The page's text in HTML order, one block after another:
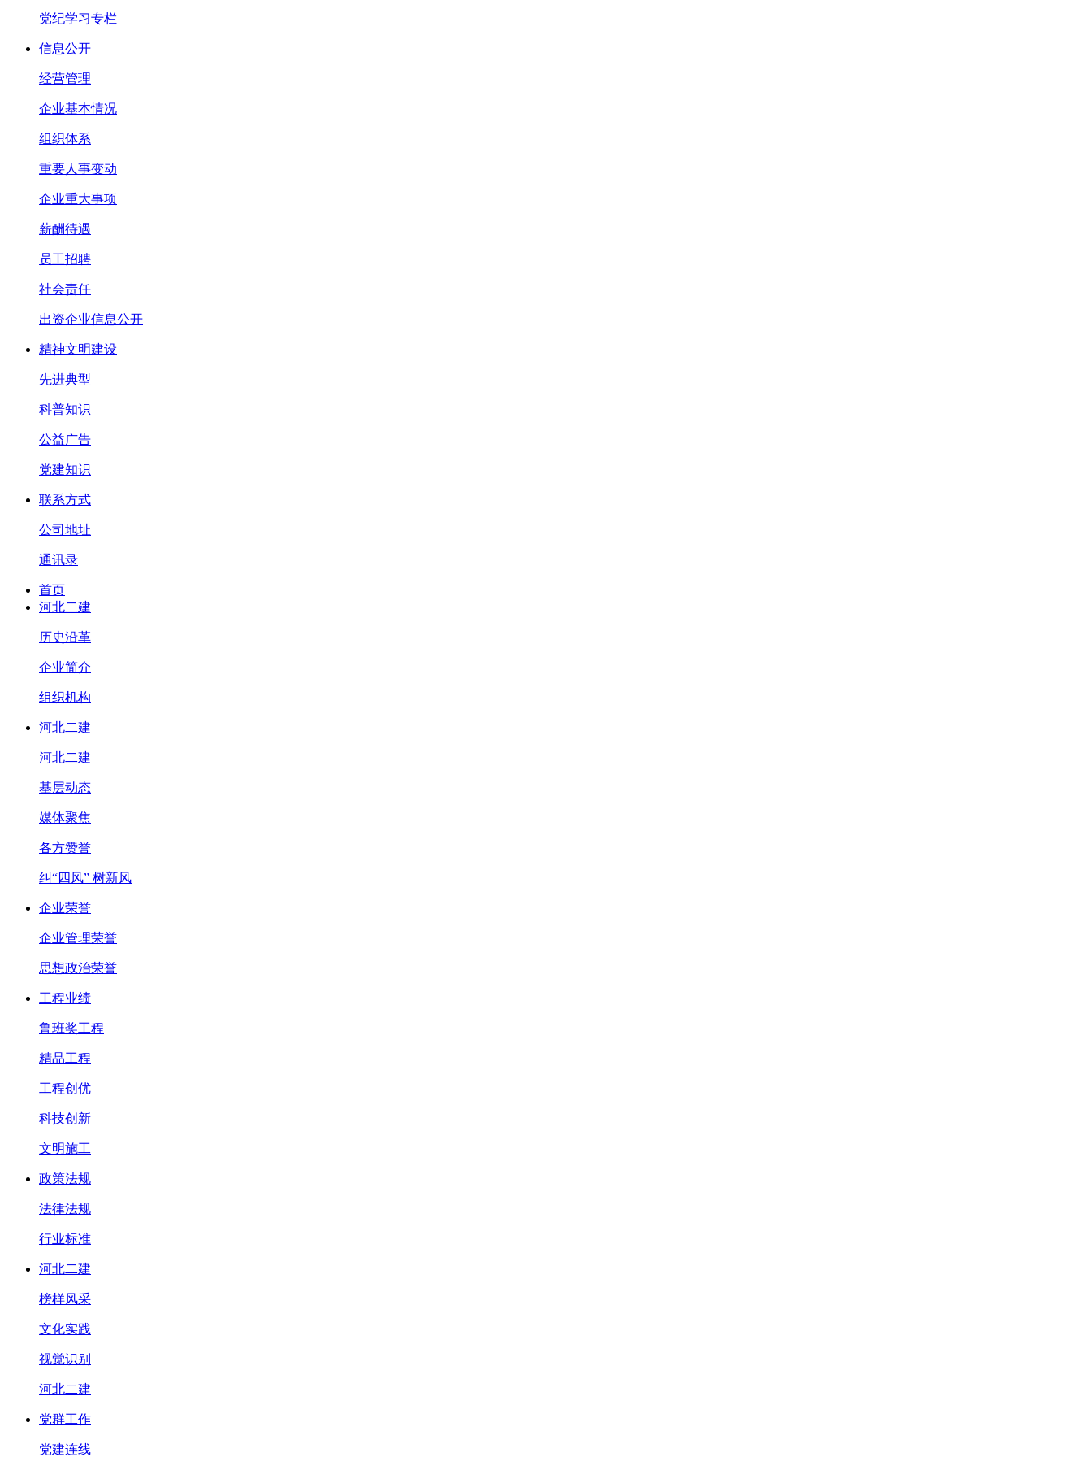
党纪学习专栏
信息公开
经营管理
企业基本情况
组织体系
重要人事变动
企业重大事项
薪酬待遇
员工招聘
社会责任
出资企业信息公开
精神文明建设
先进典型
科普知识
公益广告
党建知识
联系方式
公司地址
通讯录
首页
河北二建
历史沿革
企业简介
组织机构
河北二建
河北二建
基层动态
媒体聚焦
各方赞誉
纠“四风” 树新风
企业荣誉
企业管理荣誉
思想政治荣誉
工程业绩
鲁班奖工程
精品工程
工程创优
科技创新
文明施工
政策法规
法律法规
行业标准
河北二建
榜样风采
文化实践
视觉识别
河北二建
党群工作
党建连线